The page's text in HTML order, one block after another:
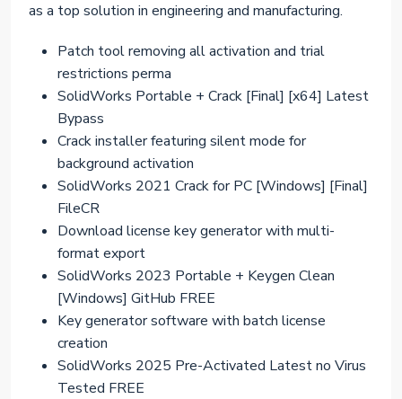
as a top solution in engineering and manufacturing.
Patch tool removing all activation and trial
restrictions perma
SolidWorks Portable + Crack [Final] [x64] Latest
Bypass
Crack installer featuring silent mode for
background activation
SolidWorks 2021 Crack for PC [Windows] [Final]
FileCR
Download license key generator with multi-
format export
SolidWorks 2023 Portable + Keygen Clean
[Windows] GitHub FREE
Key generator software with batch license
creation
SolidWorks 2025 Pre-Activated Latest no Virus
Tested FREE